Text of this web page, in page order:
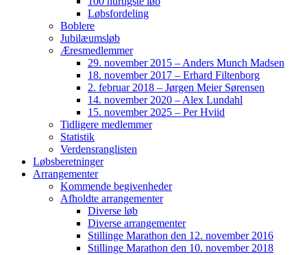
Løbsfordeling
Boblere
Jubilæumsløb
Æresmedlemmer
29. november 2015 – Anders Munch Madsen
18. november 2017 – Erhard Filtenborg
2. februar 2018 – Jørgen Meier Sørensen
14. november 2020 – Alex Lundahl
15. november 2025 – Per Hviid
Tidligere medlemmer
Statistik
Verdensranglisten
Løbsberetninger
Arrangementer
Kommende begivenheder
Afholdte arrangementer
Diverse løb
Diverse arrangementer
Stillinge Marathon den 12. november 2016
Stillinge Marathon den 10. november 2018